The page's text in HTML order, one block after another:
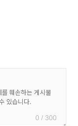
0 / 300